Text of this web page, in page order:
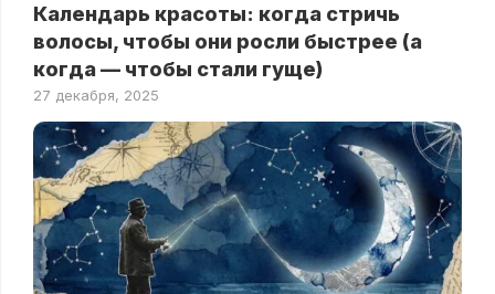
Календарь красоты: когда стричь
волосы, чтобы они росли быстрее (а
когда — чтобы стали гуще)
27 декабря, 2025